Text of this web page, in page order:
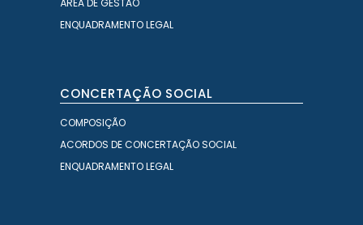
ÁREA DE GESTÃO
ENQUADRAMENTO LEGAL
CONCERTAÇÃO SOCIAL
COMPOSIÇÃO
ACORDOS DE CONCERTAÇÃO SOCIAL
ENQUADRAMENTO LEGAL